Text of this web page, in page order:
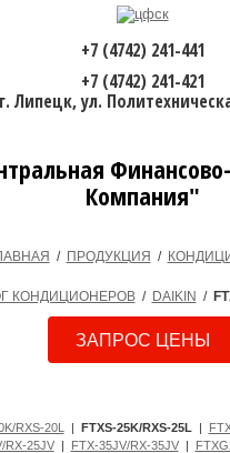
Компания"
+7 (4742) 241-441
+7 (4742) 241-421
г. Липецк, ул.
/ ПРОДУКЦИЯ /
КОНДИЦИОНЕРОВ/ DAIKIN /
ЗАПРОС ЦЕНЫ
RXS-20L | FTXS-25K/RXS-25L |
RX-25JV| FTX-35JV/RX-35JV|